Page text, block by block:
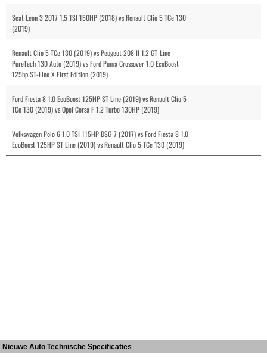
Seat Leon 3 2017 1.5 TSI 150HP (2018) vs Renault Clio 5 TCe 130
(2019)
Renault Clio 5 TCe 130 (2019) vs Peugeot 208 II 1.2 GT-Line
PureTech 130 Auto (2019) vs Ford Puma Crossover 1.0 EcoBoost
125hp ST-Line X First Edition (2019)
Ford Fiesta 8 1.0 EcoBoost 125HP ST Line (2019) vs Renault Clio 5
TCe 130 (2019) vs Opel Corsa F 1.2 Turbo 130HP (2019)
Volkswagen Polo 6 1.0 TSI 115HP DSG-7 (2017) vs Ford Fiesta 8 1.0
EcoBoost 125HP ST Line (2019) vs Renault Clio 5 TCe 130 (2019)
Nieuwe Auto Technische Specificaties